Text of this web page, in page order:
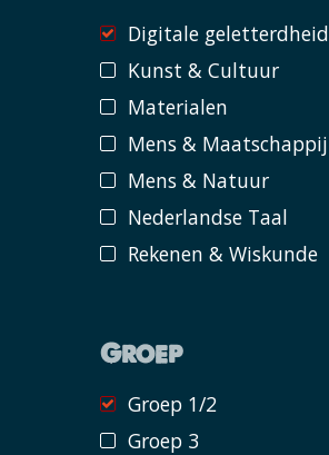
Digitale geletterdheid
Kunst & Cultuur
Materialen
Mens & Maatschappij
Mens & Natuur
Nederlandse Taal
Rekenen & Wiskunde
Groep
Groep 1/2
Groep 3